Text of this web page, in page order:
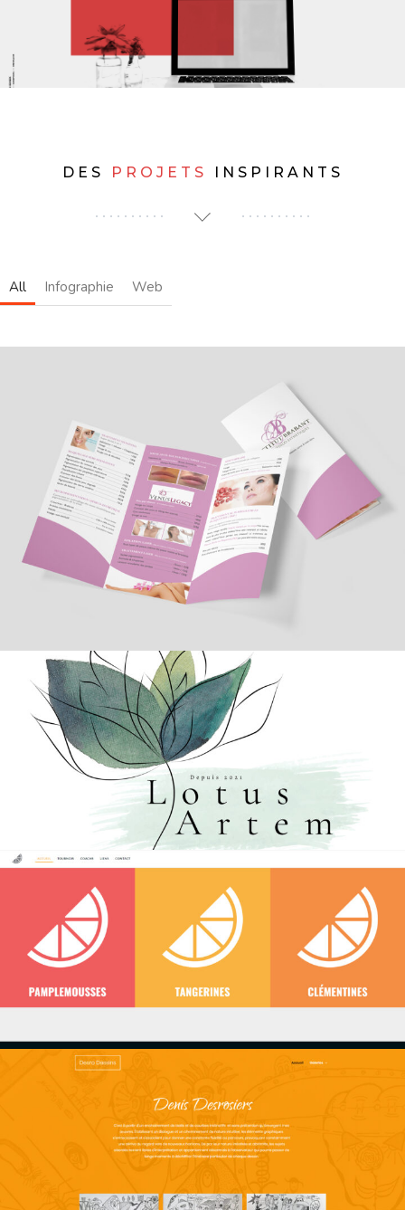
DES PROJETS INSPIRANTS
All Infographie Web